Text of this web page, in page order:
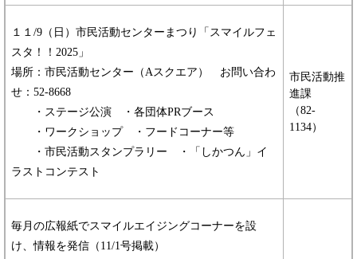
１１/9（日）市民活動センターまつり「スマイルフェ
スタ！！2025」
場所：市民活動センター（Aスクエア） お問い合わ
せ：52-8668
・ステージ公演 ・各団体PRブース
・ワークショップ ・フードコーナー等
・市民活動スタンプラリー ・「しかつん」イ
ラストコンテスト
市民活動推
進課
（82-
1134）
毎月の広報紙でスマイルエイジングコーナーを設
け、情報を発信（11/1号掲載）